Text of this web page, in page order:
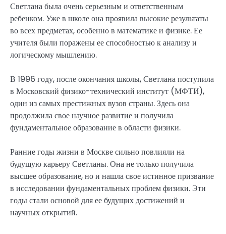
Светлана была очень серьезным и ответственным
ребенком. Уже в школе она проявила высокие результаты
во всех предметах, особенно в математике и физике. Ее
учителя были поражены ее способностью к анализу и
логическому мышлению.
В 1996 году, после окончания школы, Светлана поступила
в Московский физико-технический институт (МФТИ),
один из самых престижных вузов страны. Здесь она
продолжила свое научное развитие и получила
фундаментальное образование в области физики.
Ранние годы жизни в Москве сильно повлияли на
будущую карьеру Светланы. Она не только получила
высшее образование, но и нашла свое истинное призвание
в исследовании фундаментальных проблем физики. Эти
годы стали основой для ее будущих достижений и
научных открытий.